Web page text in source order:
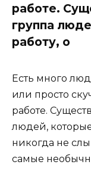
работе.
группа
работу, о
Есть много
или просто
работе.
людей,
никогда не
самые